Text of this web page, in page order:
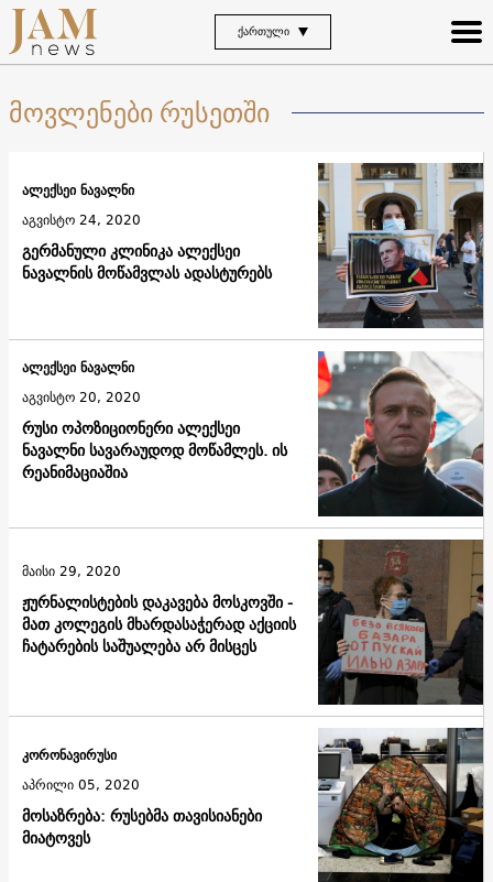
ᲥᲐᲠᲗᲣᲚᲘ
მოვლენები რუსეთში
გერმანული კლინიკა ალექსეი
ნავალნის მოწამვლას ადასტურებს
ალექსეი ნავალნი
აგვისტო 24, 2020
რუსი ოპოზიციონერი ალექსეი
ნავალნი სავარაუდოდ მოწამლეს. ის
რეანიმაციაშია
ალექსეი ნავალნი
აგვისტო 20, 2020
ჟურნალისტების დაკავება მოსკოვში -
მათ კოლეგის მხარდასაჭერად აქციის
ჩატარების საშუალება არ მისცეს
მაისი 29, 2020
მოსაზრება: რუსებმა თავისიანები
მიატოვეს
კორონავირუსი
აპრილი 05, 2020